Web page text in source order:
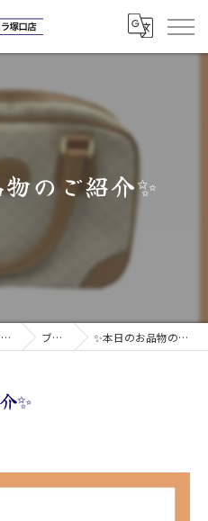
のご紹介✨
兵庫県尼崎の買取なら買取大吉ソコラ塚口店 ブログ ✨本日のお品物のご紹介✨
✨